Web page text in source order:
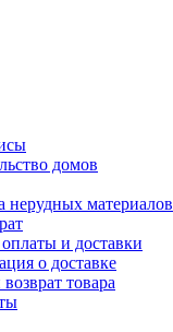
домов
нерудных материалов
и доставки
о доставке
товара